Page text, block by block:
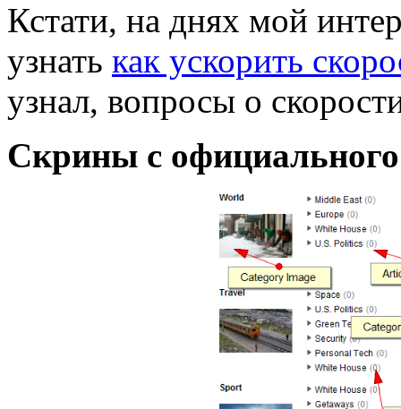
Кстати, на днях мой
узнать как ускорить
узнал, вопросы о
Скрины с официального